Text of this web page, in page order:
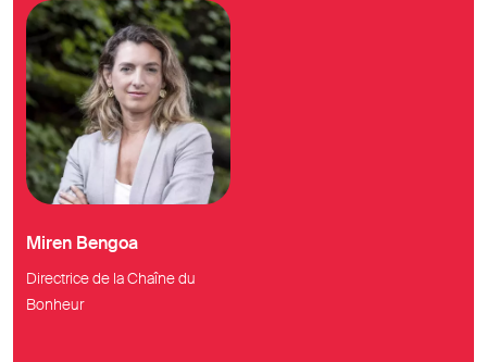
Miren Bengoa
Directrice de la Chaîne du
Bonheur